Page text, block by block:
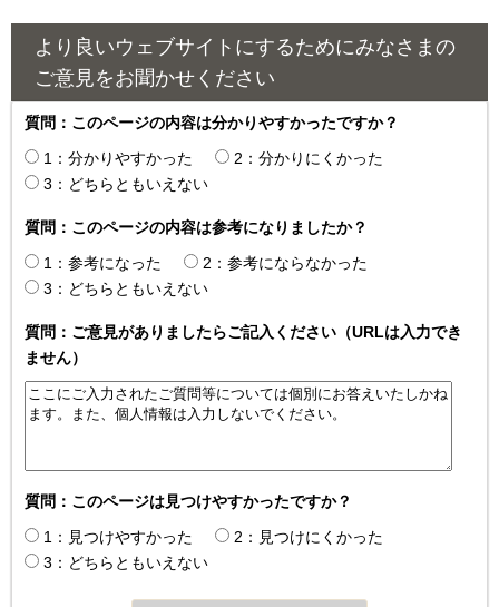
より良いウェブサイトにするためにみなさまの
ご意見をお聞かせください
質問：このページの内容は分かりやすかったですか？
1：分かりやすかった
2：分かりにくかった
3：どちらともいえない
質問：このページの内容は参考になりましたか？
1：参考になった
2：参考にならなかった
3：どちらともいえない
質問：ご意見がありましたらご記入ください（URLは入力でき
ません）
質問：このページは見つけやすかったですか？
1：見つけやすかった
2：見つけにくかった
3：どちらともいえない